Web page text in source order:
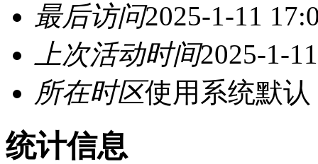
最后访问2025-1-11
上次活动时间2025-1-
所在时区使用系统默认
统计信息